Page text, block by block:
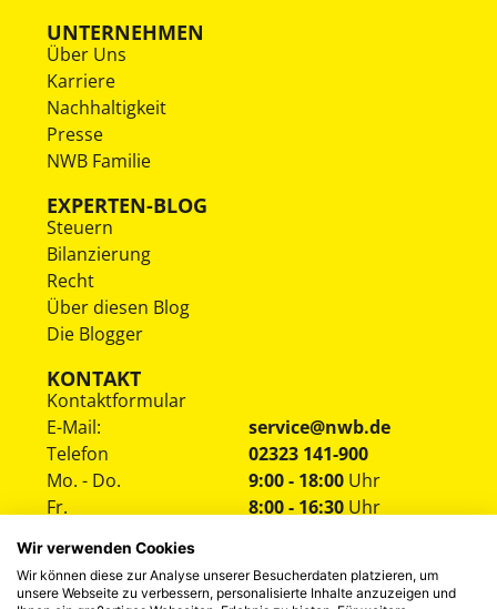
UNTERNEHMEN
Über Uns
Karriere
Nachhaltigkeit
Presse
NWB Familie
EXPERTEN-BLOG
Steuern
Bilanzierung
Recht
Über diesen Blog
Die Blogger
KONTAKT
Kontaktformular
E-Mail:
service@nwb.de
Telefon
02323 141-900
Mo. - Do.
Fr.
9:00 - 18:00 Uhr
8:00 - 16:30 Uhr
Wir verwenden Cookies
Wir können diese zur Analyse unserer Besucherdaten platzieren, um
unsere Webseite zu verbessern, personalisierte Inhalte anzuzeigen und